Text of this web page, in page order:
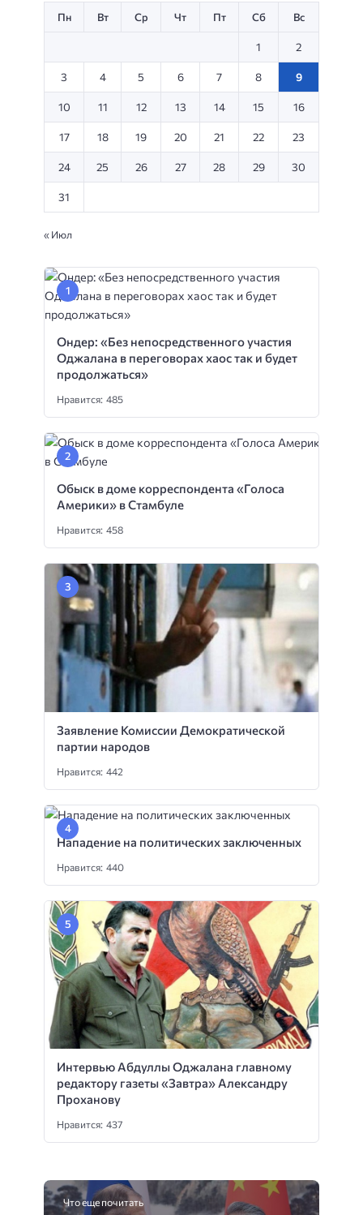
Пн Вт Ср Чт Пт Сб Вс
1 2
3 4 5 6 7 8 9
10 11 12 13 14 15 16
17 18 19 20 21 22 23
24 25 26 27 28 29 30
31
« Июл
Ондер: «Без непосредственного участия
Оджалана в переговорах хаос так и будет
продолжаться»
Нравится: 485
Обыск в доме корреспондента «Голоса
Америки» в Стамбуле
Нравится: 458
Заявление Комиссии Демократической
партии народов
Нравится: 442
Нападение на политических заключенных
Нравится: 440
Интервью Абдуллы Оджалана главному
редактору газеты «Завтра» Александру
Проханову
Нравится: 437
Что еще почитать